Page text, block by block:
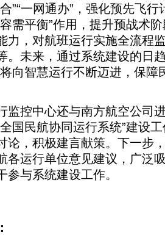
”“一网通办”，强化预先飞
需平衡”作用，提升预战术
力，对航班运行实施全流程
。未来，通过系统建设的日
向智慧运行不断迈进，保障
控中心还与南方航空公司
国民航协同运行系统”建设
论，积极建言献策。下一步
各运行单位意见建议，广泛
参与系统建设工作。